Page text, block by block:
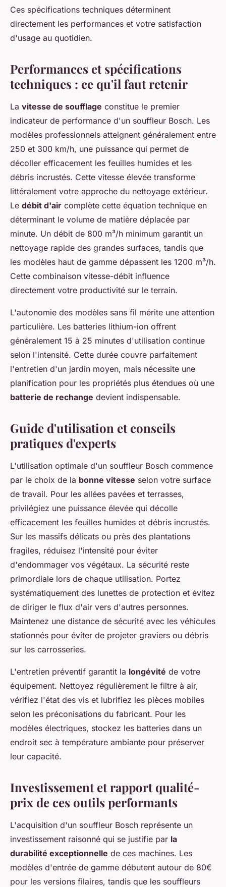
Ces spécifications techniques déterminent
directement les performances et votre satisfaction
d'usage au quotidien.
Performances et spécifications
techniques : ce qu'il faut retenir
La vitesse de soufflage constitue le premier
indicateur de performance d'un souffleur Bosch. Les
modèles professionnels atteignent généralement entre
250 et 300 km/h, une puissance qui permet de
décoller efficacement les feuilles humides et les
débris incrustés. Cette vitesse élevée transforme
littéralement votre approche du nettoyage extérieur.
Le débit d'air complète cette équation technique en
déterminant le volume de matière déplacée par
minute. Un débit de 800 m³/h minimum garantit un
nettoyage rapide des grandes surfaces, tandis que
les modèles haut de gamme dépassent les 1200 m³/h.
Cette combinaison vitesse-débit influence
directement votre productivité sur le terrain.
L'autonomie des modèles sans fil mérite une attention
particulière. Les batteries lithium-ion offrent
généralement 15 à 25 minutes d'utilisation continue
selon l'intensité. Cette durée couvre parfaitement
l'entretien d'un jardin moyen, mais nécessite une
planification pour les propriétés plus étendues où une
batterie de rechange devient indispensable.
Guide d'utilisation et conseils
pratiques d'experts
L'utilisation optimale d'un souffleur Bosch commence
par le choix de la bonne vitesse selon votre surface
de travail. Pour les allées pavées et terrasses,
privilégiez une puissance élevée qui décolle
efficacement les feuilles humides et débris incrustés.
Sur les massifs délicats ou près des plantations
fragiles, réduisez l'intensité pour éviter
d'endommager vos végétaux. La sécurité reste
primordiale lors de chaque utilisation. Portez
systématiquement des lunettes de protection et évitez
de diriger le flux d'air vers d'autres personnes.
Maintenez une distance de sécurité avec les véhicules
stationnés pour éviter de projeter graviers ou débris
sur les carrosseries.
L'entretien préventif garantit la longévité de votre
équipement. Nettoyez régulièrement le filtre à air,
vérifiez l'état des vis et lubrifiez les pièces mobiles
selon les préconisations du fabricant. Pour les
modèles électriques, stockez les batteries dans un
endroit sec à température ambiante pour préserver
leur capacité.
Investissement et rapport qualité-
prix de ces outils performants
L'acquisition d'un souffleur Bosch représente un
investissement raisonné qui se justifie par la
durabilité exceptionnelle de ces machines. Les
modèles d'entrée de gamme débutent autour de 80€
pour les versions filaires, tandis que les souffleurs